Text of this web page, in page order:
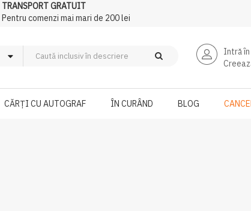
TRANSPORT GRATUIT
Pentru comenzi mai mari de 200 lei
Intră
CĂRȚI CU AUTOGRAF ÎN CURÂND BLOG